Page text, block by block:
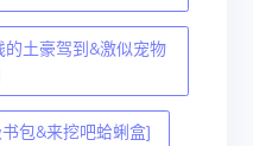
土豪驾到&激似宠物
包&来挖吧蛤蜊盒]